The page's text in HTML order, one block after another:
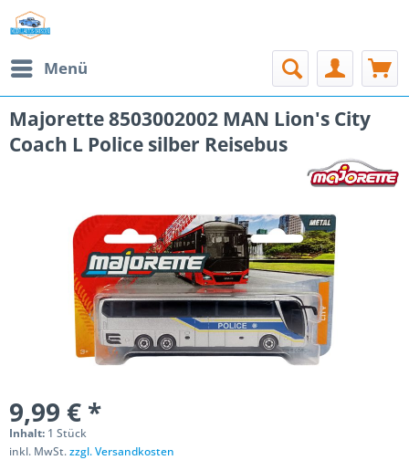
Menü
Majorette 8503002002 MAN Lion's City
Coach L Police silber Reisebus
9,99 € *
Inhalt: 1 Stück
inkl. MwSt.zzgl. Versandkosten